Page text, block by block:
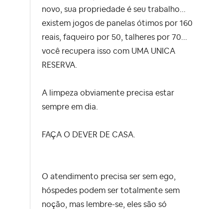
novo, sua propriedade é seu trabalho...
existem jogos de panelas ótimos por 160
reais, faqueiro por 50, talheres por 70...
você recupera isso com UMA UNICA
RESERVA.
A limpeza obviamente precisa estar
sempre em dia.
FAÇA O DEVER DE CASA.
O atendimento precisa ser sem ego,
hóspedes podem ser totalmente sem
noção, mas lembre-se, eles são só